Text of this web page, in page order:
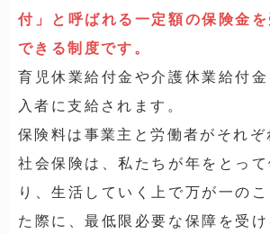
付」と呼ばれる一定額の保険金
できる制度です。
育児休業給付金や介護休業給付
入者に支給されます。
保険料は事業主と労働者がそれぞ
社会保険は、私たちが年をとっ
り、生活していく上で万が一の
た際に、最低限必要な保障を受